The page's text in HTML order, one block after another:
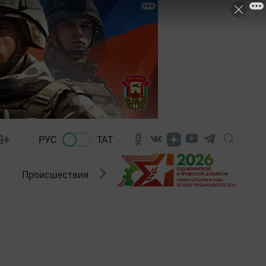
РУС ТАТ
Происшествия Новости Госавтоинспекции